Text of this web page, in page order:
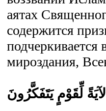
аятах
содержится
мироздания,
لِّقَوْمٍ يَتَفَكَّرُونَ